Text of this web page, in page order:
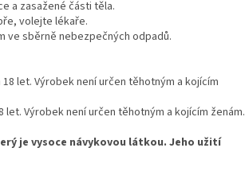
a zasažené části těla.
volejte lékaře.
ve sběrně nebezpečných odpadů.
Výrobek není určen těhotným a kojícím ženám.
je vysoce návykovou látkou. Jeho užití